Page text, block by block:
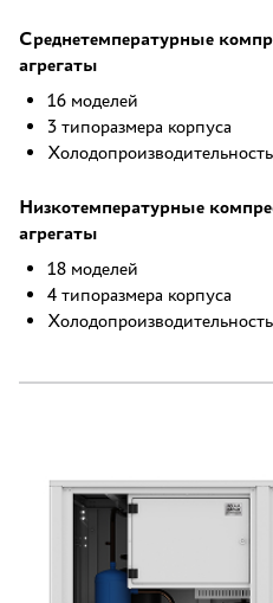
Среднетемпературные
агрегаты
16 моделей
3 типоразмера корпуса
Низкотемпературные
агрегаты
18 моделей
4 типоразмера корпуса